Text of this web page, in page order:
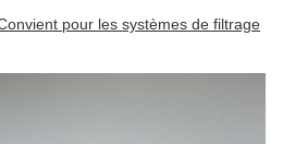
pour les systèmes de filtrage